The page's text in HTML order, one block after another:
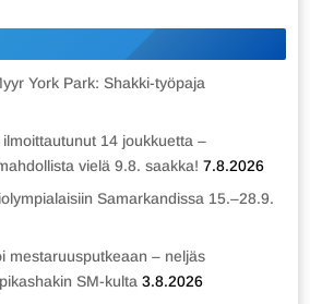
York Park: Shakki-työpaja
14 joukkuetta –
vielä 9.8. saakka! 7.8.2026
Samarkandissa 15.–28.9.
mestaruusputkeaan – neljäs
SM-kulta 3.8.2026